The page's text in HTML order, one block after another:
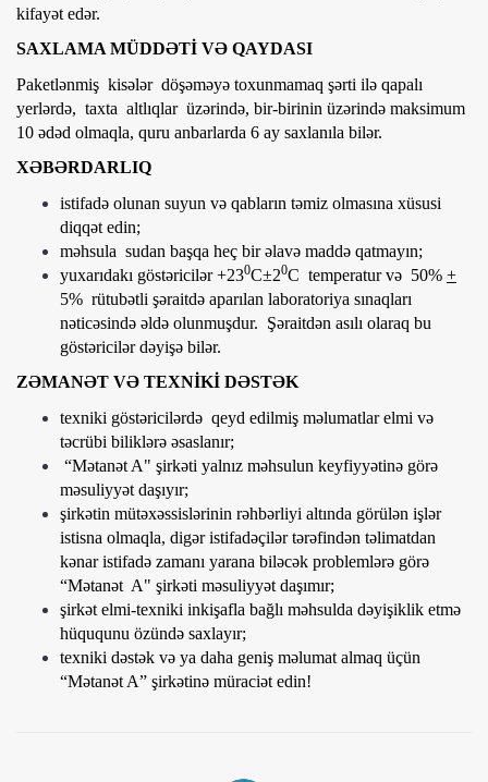
kifayət edər.
SAXLAMA MÜDDƏTİ VƏ QAYDASI
Paketlənmiş kisələr döşəməyə toxunmamaq şərti ilə qapalı
yerlərdə, taxta altlıqlar üzərində, bir-birinin üzərində maksimum
10 ədəd olmaqla, quru anbarlarda 6 ay saxlanıla bilər.
XƏBƏRDARLIQ
istifadə olunan suyun və qabların təmiz olmasına xüsusi
diqqət edin;
məhsula sudan başqa heç bir əlavə maddə qatmayın;
yuxarıdakı göstəricilər +230C±20C temperatur və 50% +
5% rütubətli şəraitdə aparılan laboratoriya sınaqları
nəticəsində əldə olunmuşdur. Şəraitdən asılı olaraq bu
göstəricilər dəyişə bilər.
ZƏMANƏT VƏ TEXNİKİ DƏSTƏK
texniki göstəricilərdə qeyd edilmiş məlumatlar elmi və
təcrübi biliklərə əsaslanır;
“Mətanət A" şirkəti yalnız məhsulun keyfiyyətinə görə
məsuliyyət daşıyır;
şirkətin mütəxəssislərinin rəhbərliyi altında görülən işlər
istisna olmaqla, digər istifadəçilər tərəfindən təlimatdan
kənar istifadə zamanı yarana biləcək problemlərə görə
“Mətanət A" şirkəti məsuliyyət daşımır;
şirkət elmi-texniki inkişafla bağlı məhsulda dəyişiklik etmə
hüququnu özündə saxlayır;
texniki dəstək və ya daha geniş məlumat almaq üçün
“Mətanət A” şirkətinə müraciət edin!